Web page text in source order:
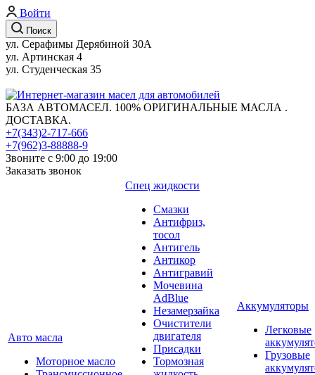
Войти
Поиск
ул. Серафимы Дерябиной 30А
ул. Артинская 4
ул. Студенческая 35
БАЗА АВТОМАСЕЛ. 100% ОРИГИНАЛЬНЫЕ МАСЛА .
ДОСТАВКА.
+7(343)2-717-666
+7(962)3-88888-9
Звоните с 9:00 до 19:00
Заказать звонок
Авто масла
Моторное масло
Спец жидкости
Смазки
Антифриз,
тосол
Антигель
Антикор
Антигравий
Мочевина
AdBlue
Незамерзайка
Очистители
двигателя
Присадки
Тормозная
Аккумуляторы
Легковые
Грузовые